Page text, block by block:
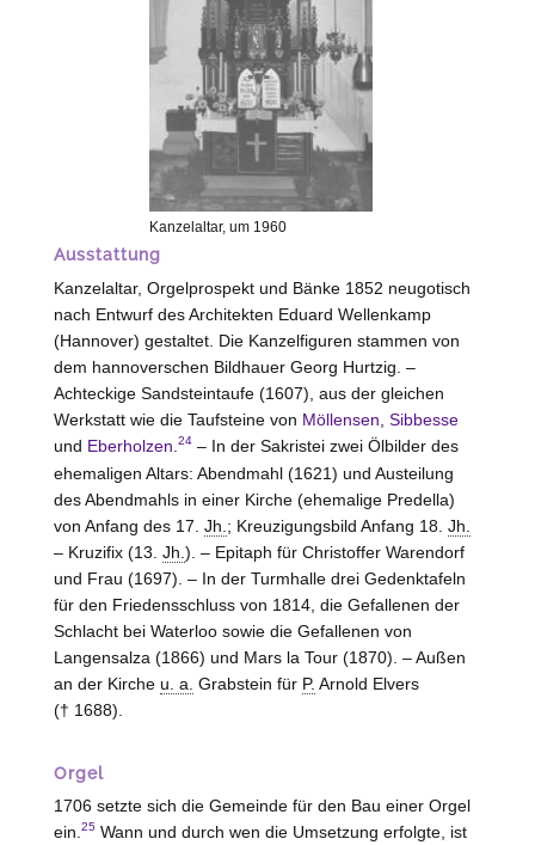
Kanzelaltar, um 1960
Ausstattung
Kanzelaltar, Orgelprospekt und Bänke 1852 neugotisch
nach Entwurf des Architekten Eduard Wellenkamp
(Hannover) gestaltet. Die Kanzelfiguren stammen von
dem hannoverschen Bildhauer Georg Hurtzig. –
Achteckige Sandsteintaufe (1607), aus der gleichen
Werkstatt wie die Taufsteine von Möllensen Sibbesse
und Eberholzen 24– In der Sakristei zwei Ölbilder des
ehemaligen Altars: Abendmahl (1621) und Austeilung
des Abendmahls in einer Kirche (ehemalige Predella)
von Anfang des 17. Jh. ; Kreuzigungsbild Anfang 18. Jh.
– Kruzifix (13. Jh. ). – Epitaph für Christoffer Warendorf
und Frau (1697). – In der Turmhalle drei Gedenktafeln
für den Friedensschluss von 1814, die Gefallenen der
Schlacht bei Waterloo sowie die Gefallenen von
Langensalza (1866) und Mars la Tour (1870). – Außen
an der Kirche u. a. Grabstein für P. Arnold Elvers
(† 1688).
Orgel
1706 setzte sich die Gemeinde für den Bau einer Orgel
ein.25Wann und durch wen die Umsetzung erfolgte, ist